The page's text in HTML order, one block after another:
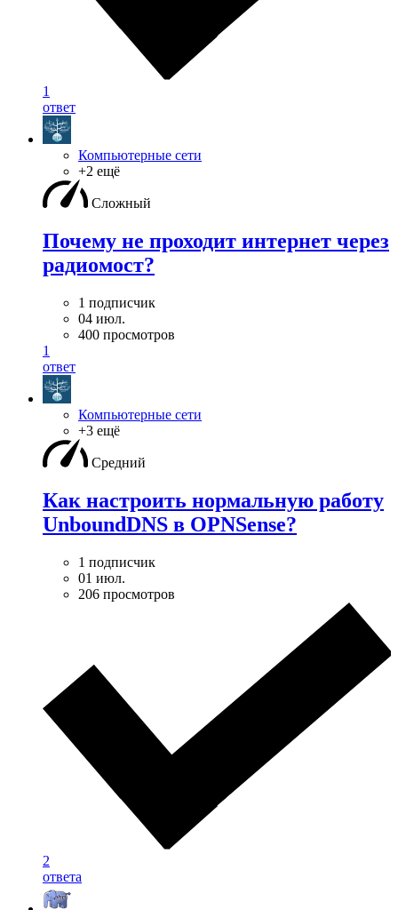
1
ответ
Компьютерные сети
+2 ещё
Сложный
Почему не проходит интернет через
радиомост?
1 подписчик
04 июл.
400 просмотров
1
ответ
Компьютерные сети
+3 ещё
Средний
Как настроить нормальную работу
UnboundDNS в OPNSense?
1 подписчик
01 июл.
206 просмотров
2
ответа